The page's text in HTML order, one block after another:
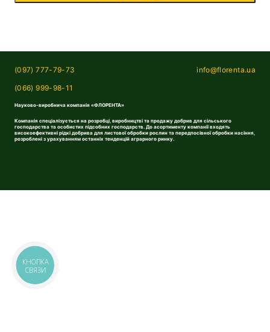
Науково-виробнича компанія «ФЛОРЕНТА»
Компанія спеціалізується на розробці, виробництві та продажу добрив для сільського
господарства та особистих підсобних господарств. До асортименту компанії входять
високоефективні рідкі добрива для листової обробки рослин та передпосівної обробки насіння,
розроблені з урахуванням останніх тенденцій аграрного ринку.
(097) 777-79-73
(066) 999-98-11
info@florenta.ua
КНОПКА
СВЯЗИ